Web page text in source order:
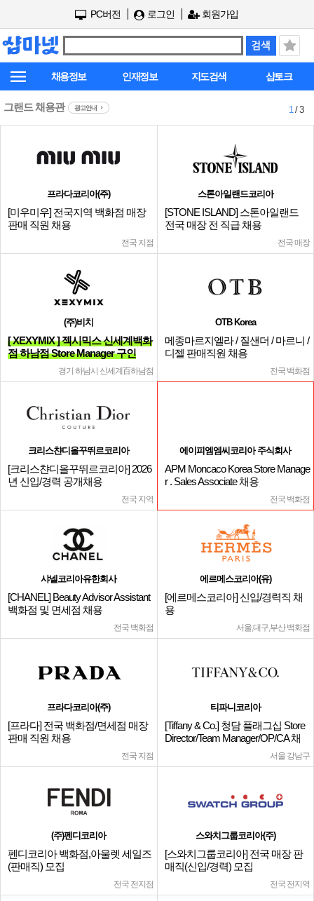
PC버전 로그인 회원가입
채용정보 인재정보 지도검색 샵토크
그랜드 채용관 광고안내 1/ 3
프라다코리아(주)
[미우미우] 전국지역 백화점 매장
판매 직원 채용
전국 지점
스톤아일랜드코리아
[STONE ISLAND] 스톤아일랜드
전국 매장 전 직급 채용
전국 매장
(주)비치
[ XEXYMIX ] 젝시믹스 신세계백화
점 하남점 Store Manager 구인
경기 하남시 신세계百하남점
OTB Korea
메종마르지엘라 / 질샌더 / 마르니 /
디젤 판매직원 채용
전국 백화점
크리스챤디올꾸뛰르코리아
[크리스챤디올꾸뛰르코리아] 2026
년 신입/경력 공개채용
전국 지역
에이피엠엠씨코리아 주식회사
APM Moncaco Korea Store Manage
r . Sales Associate 채용
전국 백화점
샤넬코리아유한회사
[CHANEL] Beauty Advisor Assistant
백화점 및 면세점 채용
전국 백화점
에르메스코리아(유)
[에르메스코리아] 신입/경력직 채
용
서울,대구,부산 백화점
프라다코리아(주)
[프라다] 전국 백화점/면세점 매장
판매 직원 채용
전국 지점
티파니코리아
[Tiffany & Co.] 청담 플래그십 Store
Director/Team Manager/OP/CA 채
서울 강남구
(주)펜디코리아
펜디코리아 백화점,아울렛 세일즈
(판매직) 모집
전국 전지점
스와치그룹코리아(주)
[스와치그룹코리아] 전국 매장 판
매직(신입/경력) 모집
전국 전지역